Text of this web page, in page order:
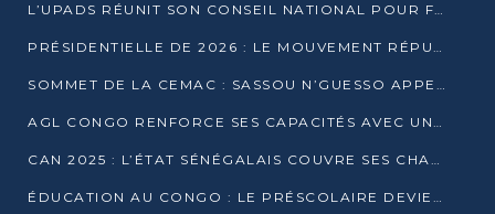
L’UPADS RÉUNIT SON CONSEIL NATIONAL POUR FIXER SA LIGNE POLITIQUE À DEUX MOIS DE LA PRÉSIDENTIELLE
PRÉSIDENTIELLE DE 2026 : LE MOUVEMENT RÉPUBLICAIN DÉNONCE UNE CONVOCATION ÉLECTORALE « OPAQUE ET PRÉCIPITÉE »
SOMMET DE LA CEMAC : SASSOU N’GUESSO APPELLE À LA VIGILANCE FACE AUX RISQUES ÉCONOMIQUES
AGL CONGO RENFORCE SES CAPACITÉS AVEC UNE GRUE DE 250 TONNES
CAN 2025 : L’ÉTAT SÉNÉGALAIS COUVRE SES CHAMPIONS D’AFRIQUE DE RÉCOMPENSES EXCEPTIONNELLES
ÉDUCATION AU CONGO : LE PRÉSCOLAIRE DEVIENT OBLIGATOIRE, LE BTS CONSACRÉ DIPLÔME D’ÉTAT